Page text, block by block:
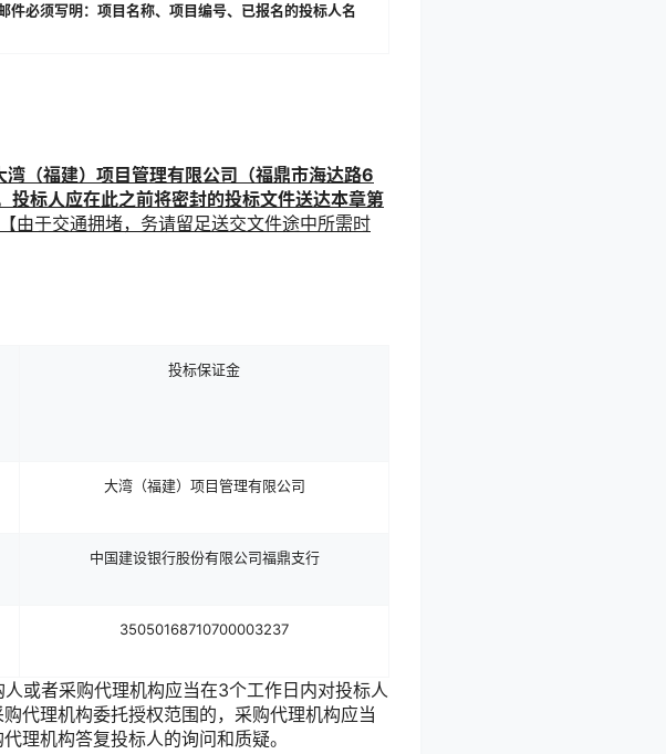
必须写明：项目名称、 项目编号、已报名的投标人名
（福建）项目管理有限公司（福鼎市海达路6
标人应在此之前将密封的投标文件送达本章第
【由于交通拥堵，务请留足送交文件途中所需时
投标保证金
大湾（福建）项目管理有限公司
中国建设银行股份有限公司福鼎支行
35050168710700003237
或者采购代理机构应当在3个工作日内对投标人
代理机构委托授权范围的，采购代理机构应当
理机构答复投标人的询问和质疑。